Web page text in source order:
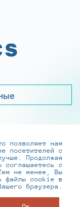
250-0-260
2Б строение 1
позволяет нам
посетителей с
Продолжая
соглашаетесь с
не менее, Вы
файлы cookie в
браузера.